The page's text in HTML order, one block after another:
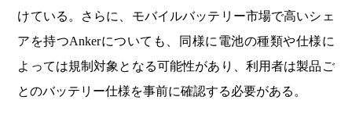
けている。さらに、モバイルバッテリー市場で高いシェ
アを持つAnkerについても、同様に電池の種類や仕様に
よっては規制対象となる可能性があり、利用者は製品ご
とのバッテリー仕様を事前に確認する必要がある。